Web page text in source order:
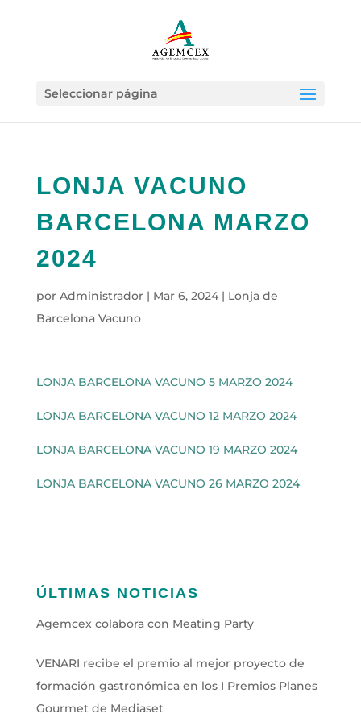
Seleccionar página
LONJA VACUNO
BARCELONA MARZO
2024
por Administrador| Mar 6, 2024| Lonja de
Barcelona Vacuno
LONJA BARCELONA VACUNO 5 MARZO 2024
LONJA BARCELONA VACUNO 12 MARZO 2024
LONJA BARCELONA VACUNO 19 MARZO 2024
LONJA BARCELONA VACUNO 26 MARZO 2024
ÚLTIMAS NOTICIAS
Agemcex colabora con Meating Party
VENARI recibe el premio al mejor proyecto de
formación gastronómica en los I Premios Planes
Gourmet de Mediaset